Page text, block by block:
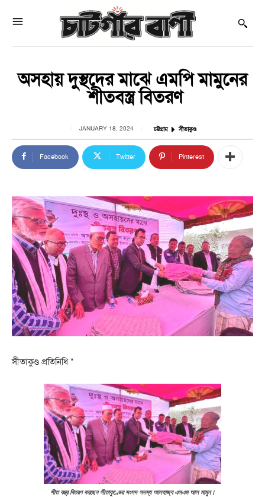
অসহায় দুস্থদের মাঝে এমপি মামুনের
শীতবস্ত্র বিতরণ
JANUARY 18, 2024 চট্টগ্রাম সীতাকুণ্ড
Facebook Twitter Pinterest
সীতাকুণ্ড প্রতিনিধি *
শীত বস্ত্র বিতরণ করছেন সীতাকুণ্ডের সংসদ সদস্য আলহাজ্ব এসএম আল মামুন।